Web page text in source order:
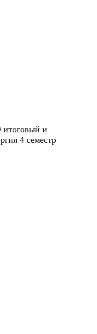
итоговый и
4 семестр